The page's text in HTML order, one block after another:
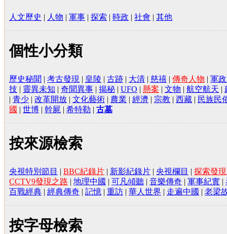
人文歷史 | 人物 | 軍事 | 探索 | 時政 | 社會 | 其他
個性小分類
歷史秘聞 | 考古發現 | 皇陵 | 古跡 | 大清 | 慈禧 | 傳奇人物 | 軍
技 | 靈異未知 | 奇聞異事 | 揭秘 | UFO | 懸案 | 文物 | 航空航天 |
| 青少 | 改革開放 | 文化藝術 | 農業 | 經濟 | 宗教 | 西藏 | 民族民
國 | 世博 | 幹屍 | 希特勒 | 古墓
按來源檢索
央視特別節目 | BBC紀錄片 | 新影紀錄片 | 央視欄目 | 探索發現
CCTV9發現之路 | 地理中國 | 可凡傾聽 | 音樂傳奇 | 軍事紀實 |
百戰經典 | 經典傳奇 | 記憶 | 重訪 | 華人世界 | 走遍中國 | 老梁
按字母檢索